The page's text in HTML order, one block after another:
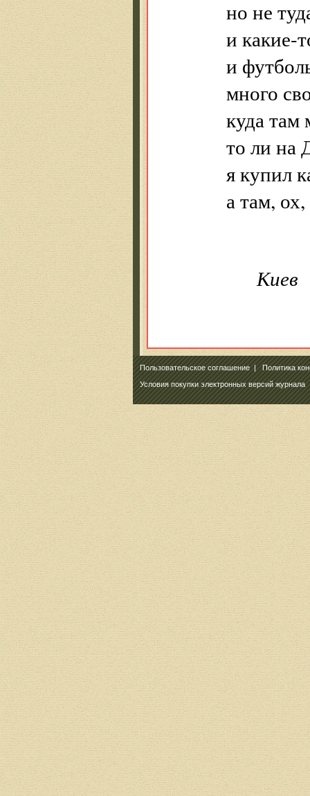
но не
и какие-
и
много
куда там
то ли на
я купил
а там,
Киев
Пользовательское соглашение|Политика
Условия покупки электронных версий журнала